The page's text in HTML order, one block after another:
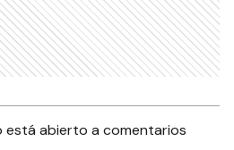
está abierto a comentarios